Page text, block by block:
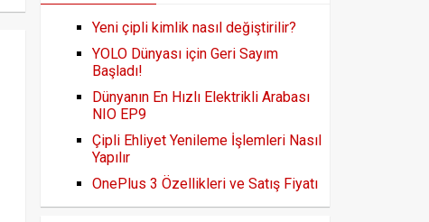
Yeni çipli kimlik nasıl değiştirilir?
YOLO Dünyası için Geri Sayım
Başladı!
Dünyanın En Hızlı Elektrikli Arabası
NIO EP9
Çipli Ehliyet Yenileme İşlemleri Nasıl
Yapılır
OnePlus 3 Özellikleri ve Satış Fiyatı